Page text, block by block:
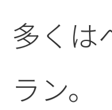
多くは
ラン。